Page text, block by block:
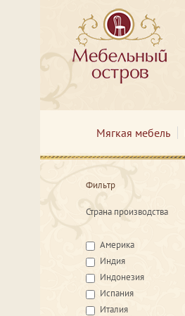
Мягкая мебель
Фильтр
Страна производства
Америка
Индия
Индонезия
Испания
Италия